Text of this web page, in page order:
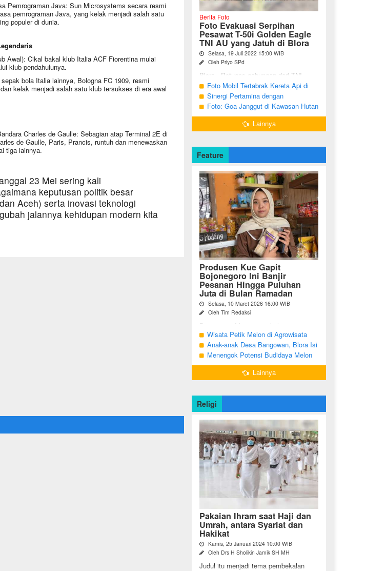
Pemrograman Java: Sun Microsystems secara resmi
pemrograman Java, yang kelak menjadi salah satu
populer di dunia.
Awal): Cikal bakal klub Italia ACF Fiorentina mulai
klub pendahulunya.
bola Italia lainnya, Bologna FC 1909, resmi
kelak menjadi salah satu klub tersukses di era awal
Charles de Gaulle: Sebagian atap Terminal 2E di
de Gaulle, Paris, Prancis, runtuh dan menewaskan
tiga lainnya.
23 Mei sering kali
keputusan politik besar
Aceh) serta inovasi teknologi
jalannya kehidupan modern kita
Berita Foto
Foto Evakuasi Serpihan
Pesawat T-50i Golden Eagle
TNI AU yang Jatuh di Blora
Selasa, 19 Juli 2022 15:00 WIB
Oleh Priyo SPd
Blora - Petugas gabungan dari TNI,
Polri, BPBD dan warga sekitar terus
melakukan pencarian terhadap serpihan
pesawat tempur T-50i Golden ...
Foto Mobil Tertabrak Kereta Api di
Kalitidu, Bojonegoro
Sinergi Pertamina dengan
Masyarakat Desa
Foto: Goa Janggut di Kawasan Hutan
Ngorogunung, Bubulan, Bojonegoro
Lainnya
Feature
Produsen Kue Gapit
Bojonegoro Ini Banjir
Pesanan Hingga Puluhan
Juta di Bulan Ramadan
Selasa, 10 Maret 2026 16:00 WIB
Oleh Tim Redaksi
Ramadan membawa keberkahan
tersendiri bagi para pelaku Usaha Mikro
Kecil dan Menengah (UMKM) di
Kabupaten Bojonegoro. ...
Wisata Petik Melon di Agrowisata
Girli Farm Blora, Tak Sampai 5 Hari
Sudah Ludes Terjual
Anak-anak Desa Bangowan, Blora Isi
Waktu Jelang Buka Puasa dengan
Latihan Gamelan
Menengok Potensi Budidaya Melon
Menggunakan Greenhouse di
Lainnya
Religi
Pakaian Ihram saat Haji dan
Umrah, antara Syariat dan
Hakikat
Kamis, 25 Januari 2024 10:00 WIB
Oleh Drs H Sholikin Jamik SH MH
Judul itu menjadi tema pembekalan